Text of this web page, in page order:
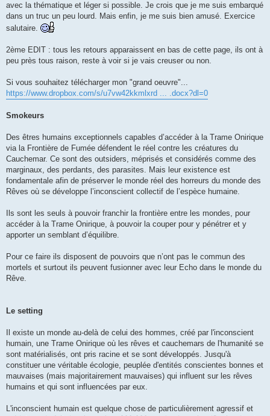
avec la thématique et léger si possible. Je crois que je me suis embarqué
dans un truc un peu lourd. Mais enfin, je me suis bien amusé. Exercice
salutaire.
2ème EDIT : tous les retours apparaissent en bas de cette page, ils ont à
peu près tous raison, reste à voir si je vais creuser ou non.
Si vous souhaitez télécharger mon "grand oeuvre"...
https://www.dropbox.com/s/u7vw42kkmlxrd ... .docx?dl=0
Smokeurs
Des êtres humains exceptionnels capables d’accéder à la Trame Onirique
via la Frontière de Fumée défendent le réel contre les créatures du
Cauchemar. Ce sont des outsiders, méprisés et considérés comme des
marginaux, des perdants, des parasites. Mais leur existence est
fondamentale afin de préserver le monde réel des horreurs du monde des
Rêves où se développe l’inconscient collectif de l’espèce humaine.
Ils sont les seuls à pouvoir franchir la frontière entre les mondes, pour
accéder à la Trame Onirique, à pouvoir la couper pour y pénétrer et y
apporter un semblant d’équilibre.
Pour ce faire ils disposent de pouvoirs que n’ont pas le commun des
mortels et surtout ils peuvent fusionner avec leur Echo dans le monde du
Rêve.
Le setting
Il existe un monde au-delà de celui des hommes, créé par l'inconscient
humain, une Trame Onirique où les rêves et cauchemars de l'humanité se
sont matérialisés, ont pris racine et se sont développés. Jusqu'à
constituer une véritable écologie, peuplée d'entités conscientes bonnes et
mauvaises (mais majoritairement mauvaises) qui influent sur les rêves
humains et qui sont influencées par eux.
L'inconscient humain est quelque chose de particulièrement agressif et